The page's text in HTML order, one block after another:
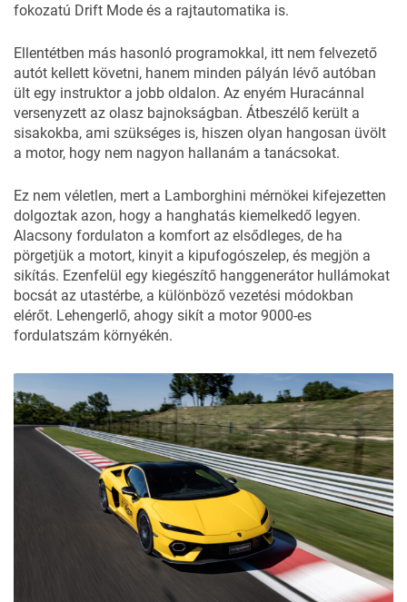
fokozatú Drift Mode és a rajtautomatika is.
Ellentétben más hasonló programokkal, itt nem felvezető
autót kellett követni, hanem minden pályán lévő autóban
ült egy instruktor a jobb oldalon. Az enyém Huracánnal
versenyzett az olasz bajnokságban. Átbeszélő került a
sisakokba, ami szükséges is, hiszen olyan hangosan üvölt
a motor, hogy nem nagyon hallanám a tanácsokat.
Ez nem véletlen, mert a Lamborghini mérnökei kifejezetten
dolgoztak azon, hogy a hanghatás kiemelkedő legyen.
Alacsony fordulaton a komfort az elsődleges, de ha
pörgetjük a motort, kinyit a kipufogószelep, és megjön a
sikítás. Ezenfelül egy kiegészítő hanggenerátor hullámokat
bocsát az utastérbe, a különböző vezetési módokban
elérőt. Lehengerlő, ahogy sikít a motor 9000-es
fordulatszám környékén.